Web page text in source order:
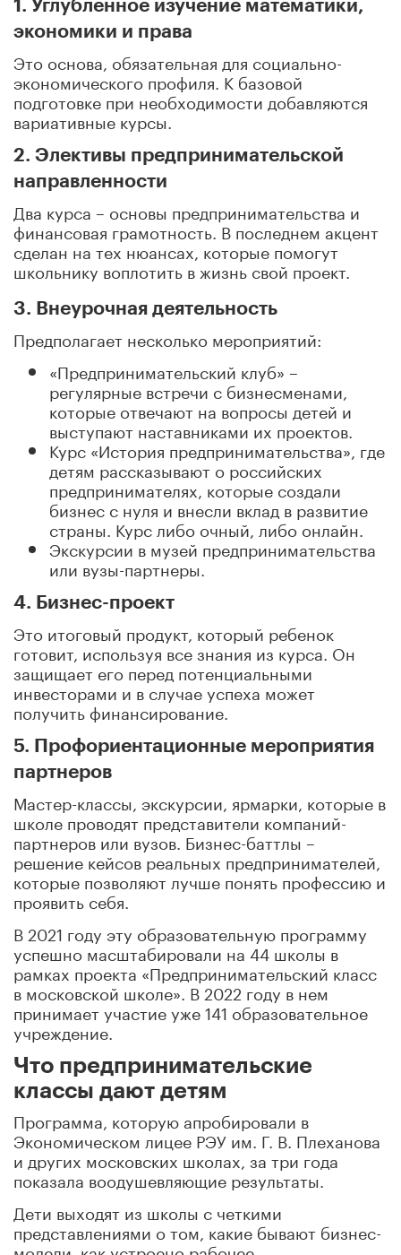
1. Углубленное изучение математики,
экономики и права
Это основа, обязательная для социально-
экономического профиля. К базовой
подготовке при необходимости добавляются
вариативные курсы.
2. Элективы предпринимательской
направленности
Два курса – основы предпринимательства и
финансовая грамотность. В последнем акцент
сделан на тех нюансах, которые помогут
школьнику воплотить в жизнь свой проект.
3. Внеурочная деятельность
Предполагает несколько мероприятий:
«Предпринимательский клуб» –
регулярные встречи с бизнесменами,
которые отвечают на вопросы детей и
выступают наставниками их проектов.
Курс «История предпринимательства», где
детям рассказывают о российских
предпринимателях, которые создали
бизнес с нуля и внесли вклад в развитие
страны. Курс либо очный, либо онлайн.
Экскурсии в музей предпринимательства
или вузы-партнеры.
4. Бизнес-проект
Это итоговый продукт, который ребенок
готовит, используя все знания из курса. Он
защищает его перед потенциальными
инвесторами и в случае успеха может
получить финансирование.
5. Профориентационные мероприятия
партнеров
Мастер-классы, экскурсии, ярмарки, которые в
школе проводят представители компаний-
партнеров или вузов. Бизнес-баттлы –
решение кейсов реальных предпринимателей,
которые позволяют лучше понять профессию и
проявить себя.
В 2021 году эту образовательную программу
успешно масштабировали на 44 школы в
рамках проекта «Предпринимательский класс
в московской школе». В 2022 году в нем
принимает участие уже 141 образовательное
учреждение.
Что предпринимательские
классы дают детям
Программа, которую апробировали в
Экономическом лицее РЭУ им. Г. В. Плеханова
и других московских школах, за три года
показала воодушевляющие результаты.
Дети выходят из школы с четкими
представлениями о том, какие бывают бизнес-